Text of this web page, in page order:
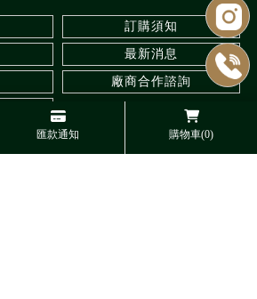
匯款通知 購物車(0)
訂購須知
最新消息
廠商合作諮詢
三重水族館 觀賞蝦專賣 台北觀賞蝦專賣